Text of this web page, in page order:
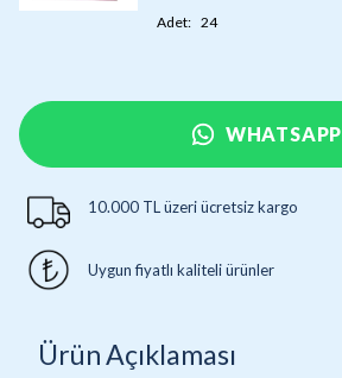
Adet: 24
WHATSAPP
10.000 TL üzeri ücretsiz kargo
Uygun fiyatlı kaliteli ürünler
Ürün Açıklaması